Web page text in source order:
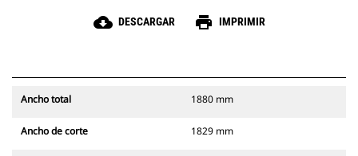
cloud_download DESCARGAR print IMPRIMIR
Ancho total 1880 mm
Ancho de corte 1829 mm